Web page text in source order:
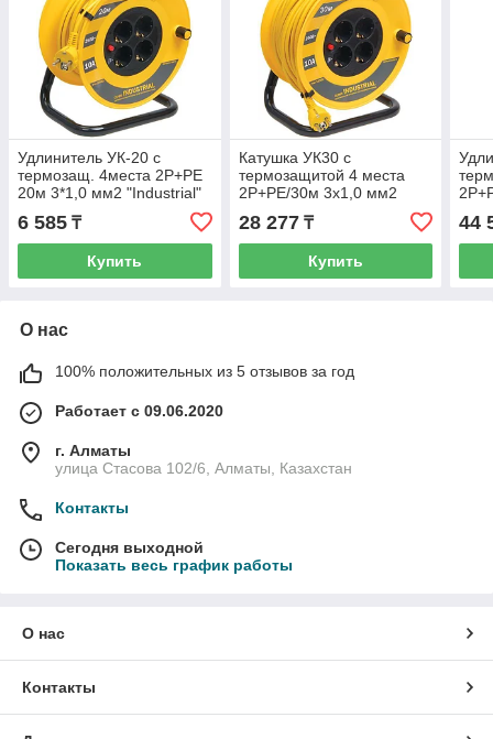
Удлинитель УК-20 с
термозащ. 4места 2Р+РЕ
20м 3*1,0 мм2 "Industrial"
6 585 ₸
Купить
Катушка УК30 с
термозащитой 4 места
2Р+PЕ/30м 3х1,0 мм2
28 277₸
Купить
44
О нас
100% положительных из 5 отзывов за год
Работает с 09.06.2020
г. Алматы
улица Стасова 102/6, Алматы, Казахстан
Контакты
Сегодня выходной
Показать весь график работы
О нас
Контакты